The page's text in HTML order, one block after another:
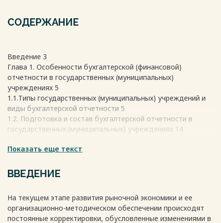
СОДЕРЖАНИЕ
Введение 3
Глава 1. Особенности бухгалтерской (финансовой)
отчетности в государственных (муниципальных)
учреждениях 5
1.1.Типы государственных (муниципальных) учреждений и
виды бухгалтерской отчетности 5
1.2. Подготовка и состав бухгалтерской отчетности в
государственных (муниципальных) учреждениях 14
формирования отчетности 26
муниципального учреждения на примере МКОУ
Фунтиковская СОШ 30
2.2. Организация бухгалтерского учета и формирование
бухгалтерской отчетности в МКОУ Фунтиковской СОШ 32
Показать еще текст
ВВЕДЕНИЕ
На текущем этапе развития рыночной экономики и ее
организационно-методическом обеспечении происходят
постоянные корректировки, обусловленные изменениями в